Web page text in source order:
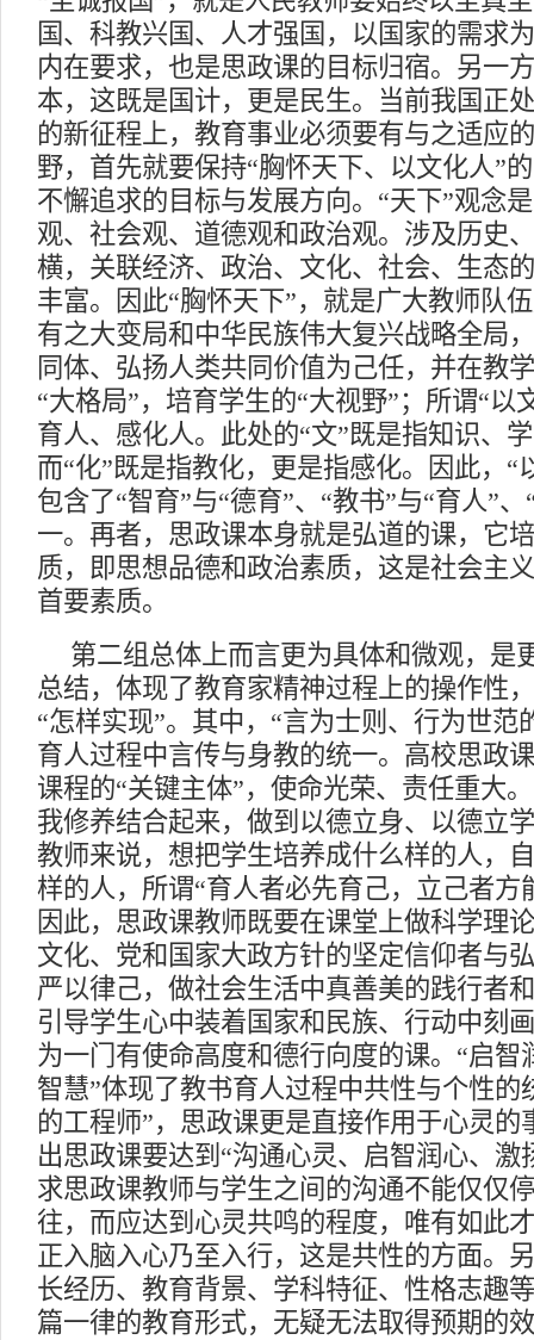
国、科教兴国、人才强国，以国家的需求
内在要求，也是思政课的目标归宿。另一
本，这既是国计，更是民生。当前我国正
的新征程上，教育事业必须要有与之适应
野，首先就要保持“胸怀天下、以文化人”
不懈追求的目标与发展方向。“天下”观念
观、社会观、道德观和政治观。涉及历史
横，关联经济、政治、文化、社会、生态
丰富。因此“胸怀天下”，就是广大教师队
有之大变局和中华民族伟大复兴战略全局
同体、弘扬人类共同价值为己任，并在教
“大格局”，培育学生的“大视野”；所谓“以
育人、感化人。此处的“文”既是指知识、
而“化”既是指教化，更是指感化。因此，“
包含了“智育”与“德育”、“教书”与“育人”
一。再者，思政课本身就是弘道的课，它
质，即思想品德和政治素质，这是社会主
首要素质。
第二组总体上而言更为具体和微观，是
总结，体现了教育家精神过程上的操作性
“怎样实现”。其中，“言为士则、行为世范
育人过程中言传与身教的统一。高校思政
课程的“关键主体”，使命光荣、责任重大
我修养结合起来，做到以德立身、以德立
教师来说，想把学生培养成什么样的人，
样的人，所谓“育人者必先育己，立己者方
因此，思政课教师既要在课堂上做科学理
文化、党和国家大政方针的坚定信仰者与
严以律己，做社会生活中真善美的践行者
引导学生心中装着国家和民族、行动中刻
为一门有使命高度和德行向度的课。“启智
智慧”体现了教书育人过程中共性与个性的
的工程师”，思政课更是直接作用于心灵的
出思政课要达到“沟通心灵、启智润心、激
求思政课教师与学生之间的沟通不能仅仅
往，而应达到心灵共鸣的程度，唯有如此
正入脑入心乃至入行，这是共性的方面。
长经历、教育背景、学科特征、性格志趣
篇一律的教育形式，无疑无法取得预期的